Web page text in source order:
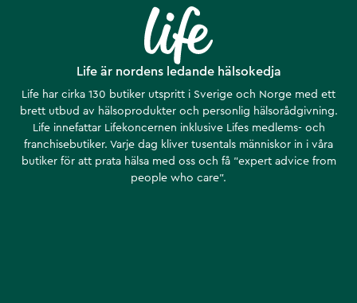
Life är nordens ledande hälsokedja
Life har cirka 130 butiker utspritt i Sverige och Norge med ett
brett utbud av hälsoprodukter och personlig hälsorådgivning.
Life innefattar Lifekoncernen inklusive Lifes medlems- och
franchisebutiker. Varje dag kliver tusentals människor in i våra
butiker för att prata hälsa med oss och få ”expert advice from
people who care”.